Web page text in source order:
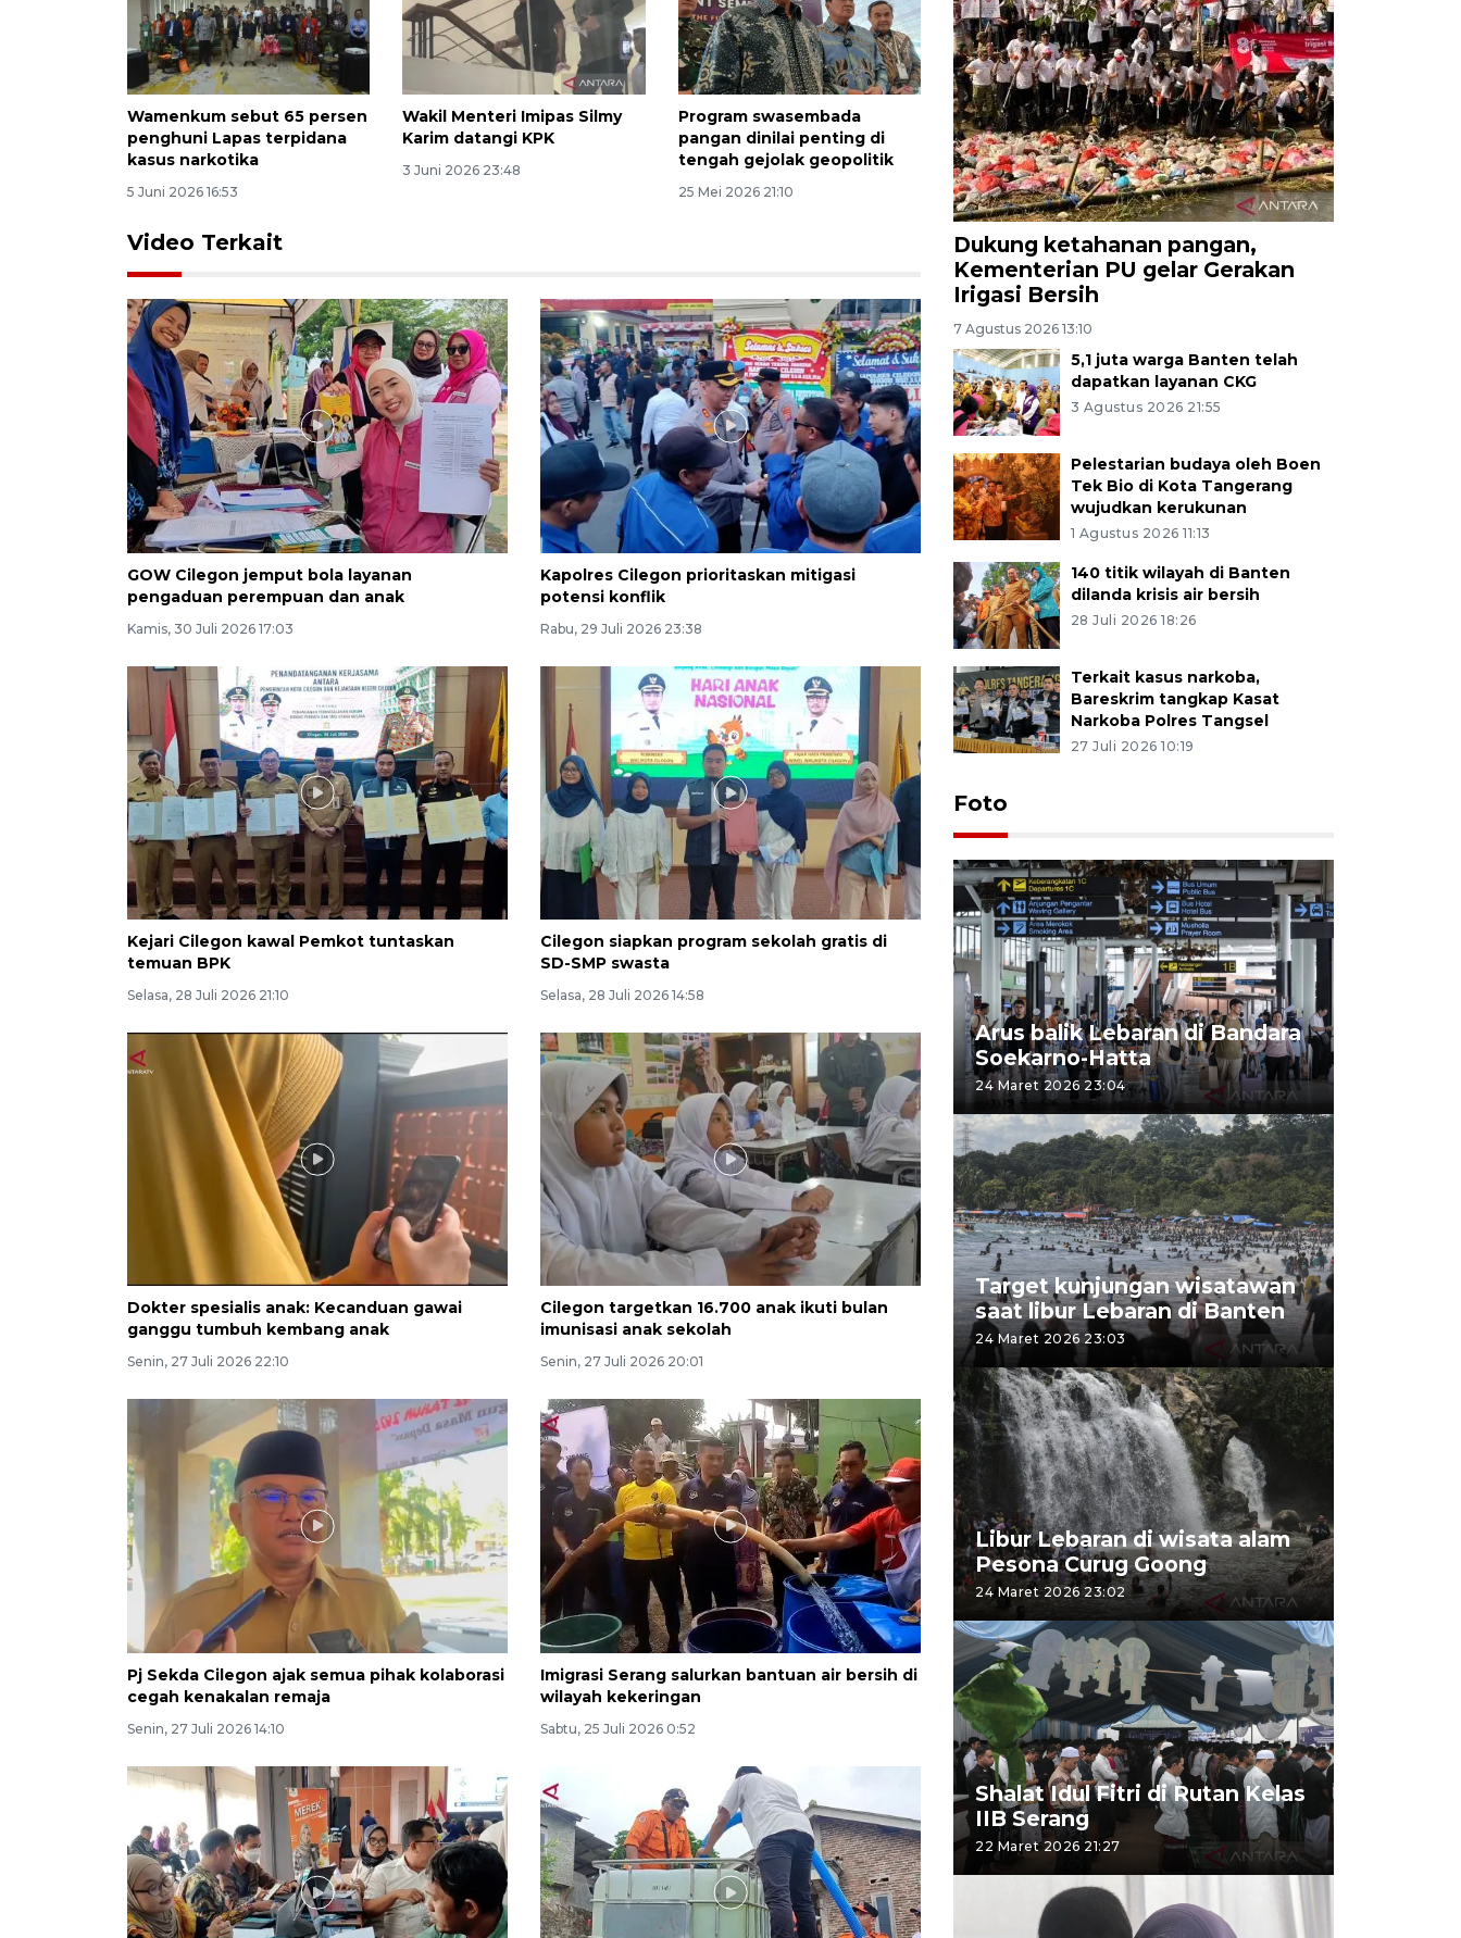
Wamenkum sebut 65 persen
penghuni Lapas terpidana
kasus narkotika
5 Juni 2026 16:53
Wakil Menteri Imipas Silmy
Karim datangi KPK
3 Juni 2026 23:48
Program swasembada
pangan dinilai penting di
tengah gejolak geopolitik
25 Mei 2026 21:10
Video Terkait
GOW Cilegon jemput bola layanan
pengaduan perempuan dan anak
Kamis, 30 Juli 2026 17:03
Kapolres Cilegon prioritaskan mitigasi
potensi konflik
Rabu, 29 Juli 2026 23:38
Kejari Cilegon kawal Pemkot tuntaskan
temuan BPK
Selasa, 28 Juli 2026 21:10
Cilegon siapkan program sekolah gratis di
SD-SMP swasta
Selasa, 28 Juli 2026 14:58
Dokter spesialis anak: Kecanduan gawai
ganggu tumbuh kembang anak
Senin, 27 Juli 2026 22:10
Cilegon targetkan 16.700 anak ikuti bulan
imunisasi anak sekolah
Senin, 27 Juli 2026 20:01
Pj Sekda Cilegon ajak semua pihak kolaborasi
cegah kenakalan remaja
Senin, 27 Juli 2026 14:10
Imigrasi Serang salurkan bantuan air bersih di
wilayah kekeringan
Sabtu, 25 Juli 2026 0:52
Dukung ketahanan pangan,
Kementerian PU gelar Gerakan
Irigasi Bersih
7 Agustus 2026 13:10
5,1 juta warga Banten telah
dapatkan layanan CKG
3 Agustus 2026 21:55
Pelestarian budaya oleh Boen
Tek Bio di Kota Tangerang
wujudkan kerukunan
1 Agustus 2026 11:13
140 titik wilayah di Banten
dilanda krisis air bersih
28 Juli 2026 18:26
Terkait kasus narkoba,
Bareskrim tangkap Kasat
Narkoba Polres Tangsel
27 Juli 2026 10:19
Foto
Arus balik Lebaran di Bandara
Soekarno-Hatta
24 Maret 2026 23:04
Target kunjungan wisatawan
saat libur Lebaran di Banten
24 Maret 2026 23:03
Libur Lebaran di wisata alam
Pesona Curug Goong
24 Maret 2026 23:02
Shalat Idul Fitri di Rutan Kelas
IIB Serang
22 Maret 2026 21:27